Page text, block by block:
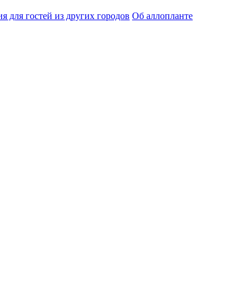
для гостей из других городов Об аллопланте